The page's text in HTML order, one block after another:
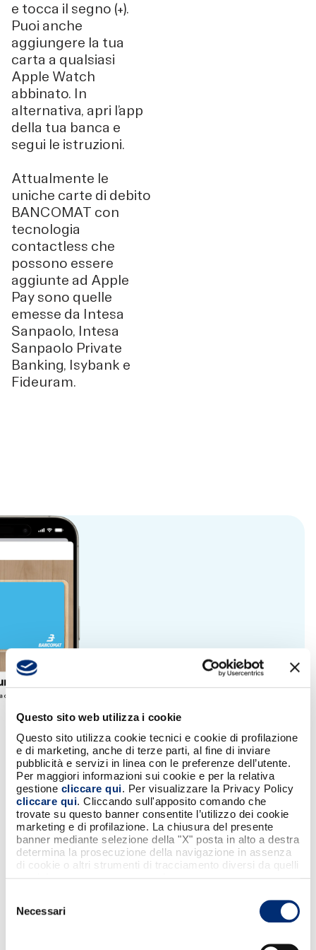
Questo sito web utilizza i cookie
Questo sito utilizza cookie tecnici e cookie di profilazione
e di marketing, anche di terze parti, al fine di inviare
pubblicità e servizi in linea con le preferenze dell’utente.
Per maggiori informazioni sui cookie e per la relativa
gestione cliccare qui. Per visualizzare la Privacy Policy
cliccare qui. Cliccando sull'apposito comando che
trovate su questo banner consentite l’utilizzo dei cookie
marketing e di profilazione. La chiusura del presente
banner mediante selezione della "X" posta in alto a destra
determina la prosecuzione della navigazione in assenza
di cookie o altri strumenti di tracciamento diversi da quelli
delNecessari
e tocca il segno (+).
Puoi anche
aggiungere la tua
carta a qualsiasi
Apple Watch
abbinato. In
alternativa, apri l’app
della tua banca e
segui le istruzioni.
Attualmente le
uniche carte di debito
BANCOMAT con
tecnologia
contactless che
possono essere
aggiunte ad Apple
Pay sono quelle
emesse da Intesa
Sanpaolo, Intesa
Sanpaolo Private
Banking, Isybank e
Fideuram.
PER PAGARE BASTA
UN TOCCO
due volte il tasto
laterale o il tasto